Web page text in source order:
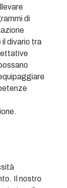
di
divario tra
Il nostro